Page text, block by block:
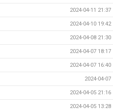
2024-04-11 21:37
2024-04-10 19:42
2024-04-08 21:30
2024-04-07 18:17
2024-04-07 16:40
2024-04-07
2024-04-05 21:16
2024-04-05 13:28